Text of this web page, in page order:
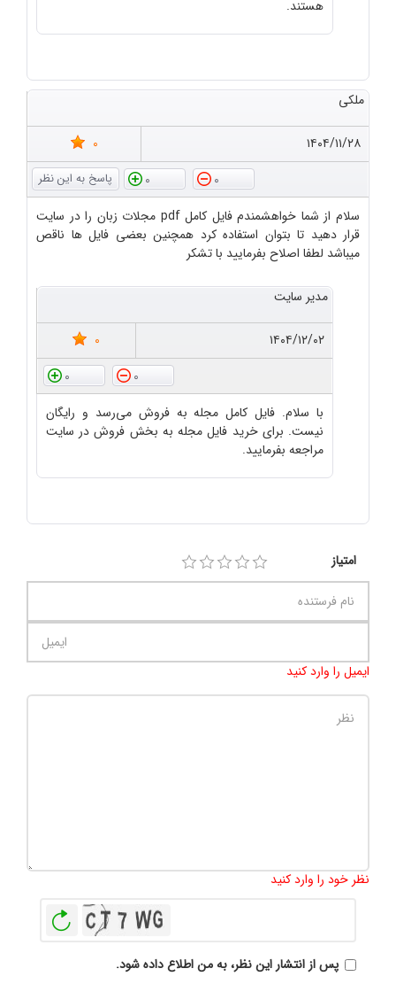
هستند.
ملکی
۱۴۰۴/۱۱/۲۸
0
0
0
سلام از شما خواهشمندم فایل کامل pdf مجلات زبان را در سایت
قرار دهید تا بتوان استفاده کرد همچنین بعضی فایل ها ناقص
میباشد لطفا اصلاح بفرمایید با تشکر
مدیر سایت
۱۴۰۴/۱۲/۰۲
0
0
0
با سلام. فایل کامل مجله به فروش می‌رسد و رایگان
نیست. برای خرید فایل مجله به بخش فروش در سایت
مراجعه بفرمایید.
امتیاز
ایمیل را وارد کنید
نظر خود را وارد کنید
پس از انتشار این نظر، به من اطلاع داده شود.